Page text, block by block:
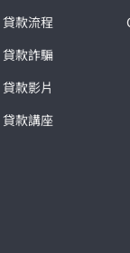
貸款流程
貸款詐騙
貸款影片
貸款講座